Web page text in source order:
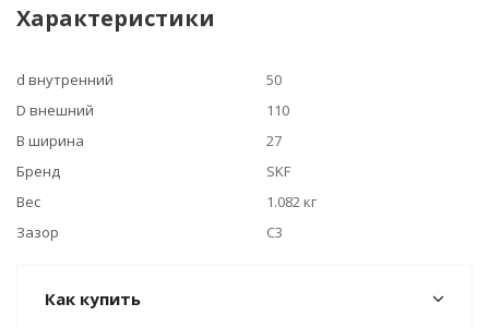
Характеристики
d внутренний
50
D внешний
110
B ширина
27
Бренд
SKF
Вес
1.082 кг
Зазор
C3
Как купить